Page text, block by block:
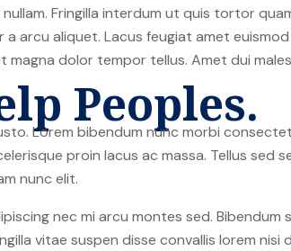
Fringilla interdum ut quis tortor
arcu aliquet. Lacus feugiat amet
dolor tempor tellus. Amet dui
Peoples.
Lorem bibendum nunc morbi
proin lacus ac massa. Tellus sed
nunc elit.
nec mi arcu montes sed. Bibendum
vitae suspen disse convallis lorem nisi